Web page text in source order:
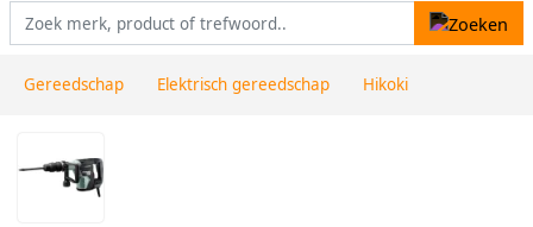
Gereedschap Elektrisch gereedschap Hikoki